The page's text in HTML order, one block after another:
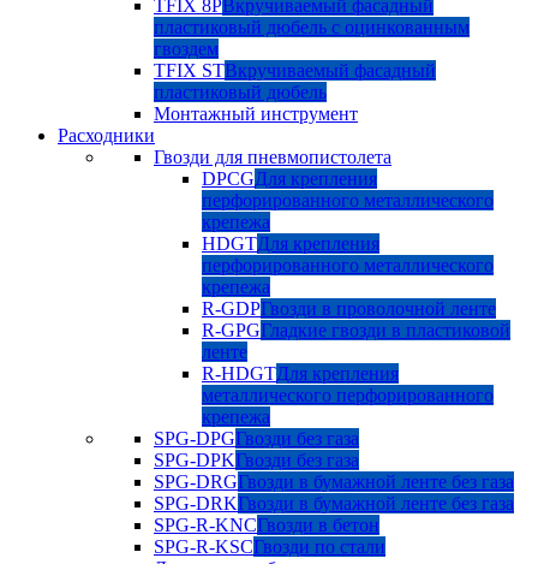
TFIX 8PВкручиваемый фасадный
пластиковый дюбель с оцинкованным
гвоздем
TFIX STВкручиваемый фасадный
пластиковый дюбель
Монтажный инструмент
Расходники
Гвозди для пневмопистолета
DPCGДля крепления
перфорированного металлического
крепежа
HDGTДля крепления
перфорированного металлического
крепежа
R-GDPГвозди в проволочной ленте
R-GPGГладкие гвозди в пластиковой
ленте
R-HDGTДля крепления
металлического перфорированного
крепежа
SPG-DPGГвозди без газа
SPG-DPKГвозди без газа
SPG-DRGГвозди в бумажной ленте без газа
SPG-DRKГвозди в бумажной ленте без газа
SPG-R-KNCГвозди в бетон
SPG-R-KSCГвозди по стали